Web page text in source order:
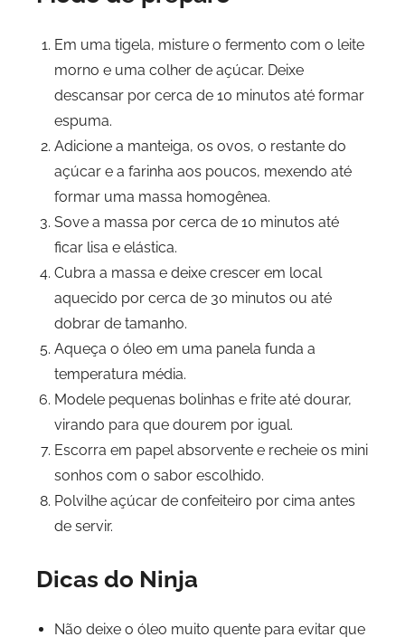
Em uma tigela, misture o fermento com o leite
morno e uma colher de açúcar. Deixe
descansar por cerca de 10 minutos até formar
espuma.
Adicione a manteiga, os ovos, o restante do
açúcar e a farinha aos poucos, mexendo até
formar uma massa homogênea.
Sove a massa por cerca de 10 minutos até
ficar lisa e elástica.
Cubra a massa e deixe crescer em local
aquecido por cerca de 30 minutos ou até
dobrar de tamanho.
Aqueça o óleo em uma panela funda a
temperatura média.
Modele pequenas bolinhas e frite até dourar,
virando para que dourem por igual.
Escorra em papel absorvente e recheie os mini
sonhos com o sabor escolhido.
Polvilhe açúcar de confeiteiro por cima antes
de servir.
Dicas do Ninja
Não deixe o óleo muito quente para evitar que